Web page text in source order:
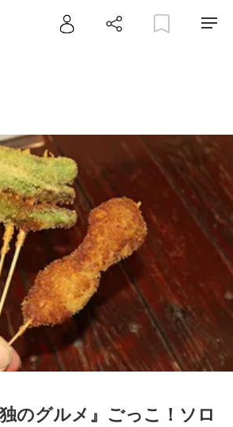
のグルメ』ごっこ！ソロ